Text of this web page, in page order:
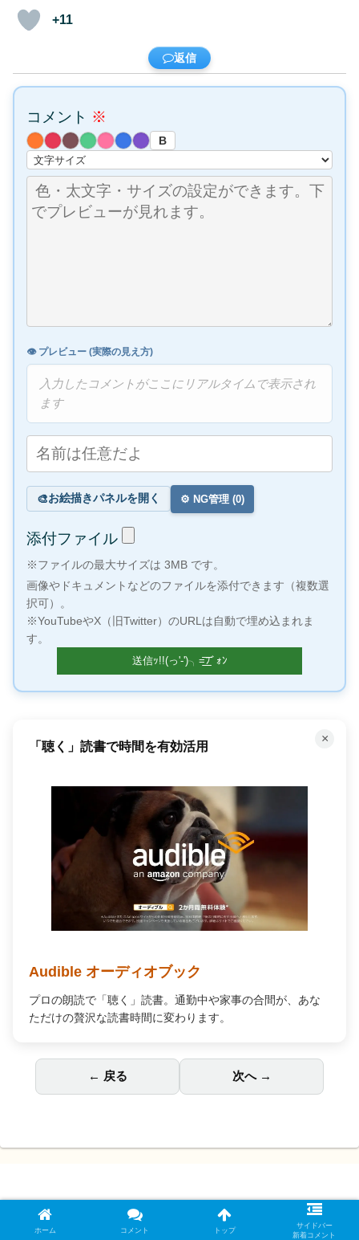
+11
返信
コメント ※
B
👁️ プレビュー (実際の見え方)
入力したコメントがここにリアルタイムで表示され
ます
🎨お絵描きパネルを開く ⚙️ NG管理 (0)
添付ファイル
※ファイルの最大サイズは 3MB です。
画像やドキュメントなどのファイルを添付できます（複数選
択可）。
※YouTubeやX（旧Twitter）のURLは自動で埋め込まれま
す。
×
「聴く」読書で時間を有効活用
Audible オーディオブック
プロの朗読で「聴く」読書。通勤中や家事の合間が、あな
ただけの贅沢な読書時間に変わります。
← 戻る 次へ →
サイトについて
プライバシーポリシー他
お問い合わせ
ホーム コメント トップ
サイドバー
新着コメント